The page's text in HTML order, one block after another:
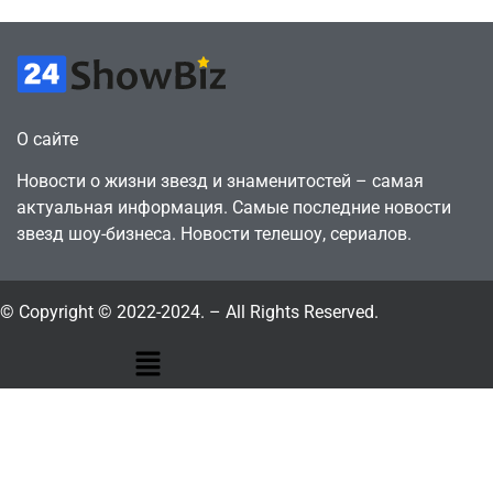
О сайте
Новости о жизни звезд и знаменитостей – самая
актуальная информация. Самые последние новости
звезд шоу-бизнеса. Новости телешоу, сериалов.
© Copyright © 2022-2024. – All Rights Reserved.